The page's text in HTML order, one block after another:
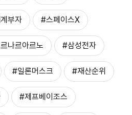
부자 #스페이스X
나르아르노 #삼성전자
#일론머스크 #재산순위
#제프베이조스